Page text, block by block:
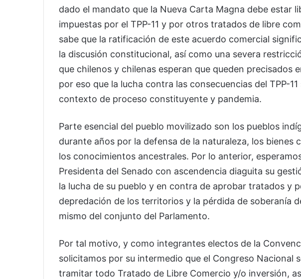
dado el mandato que la Nueva Carta Magna debe estar
impuestas por el TPP-11 y por otros tratados de libre
sabe que la ratificación de este acuerdo comercial
la discusión constitucional, así como una severa
que chilenos y chilenas esperan que queden precisados
por eso que la lucha contra las consecuencias del TPP-
contexto de proceso constituyente y pandemia.
Parte esencial del pueblo movilizado son los pueblos
durante años por la defensa de la naturaleza, los bienes
los conocimientos ancestrales. Por lo anterior,
Presidenta del Senado con ascendencia diaguita su
la lucha de su pueblo y en contra de aprobar tratados y
depredación de los territorios y la pérdida de soberanía
mismo del conjunto del Parlamento.
Por tal motivo, y como integrantes electos de la
solicitamos por su intermedio que el Congreso Nacional
tramitar todo Tratado de Libre Comercio y/o inversión,